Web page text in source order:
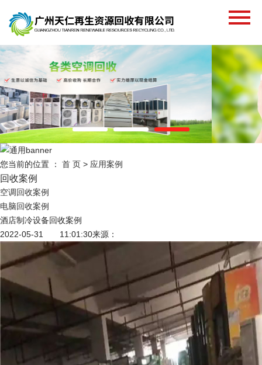
您当前的位置 ： 首 页 > 应用案例
回收案例
空调回收案例
电脑回收案例
酒店制冷设备回收案例
2022-05-31 11:01:30来源：